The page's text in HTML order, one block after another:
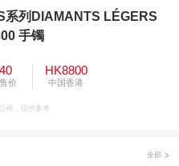
列DIAMANTS LÉGERS
手镯
价
HK8800
中国香港
价，仅供参考
全部